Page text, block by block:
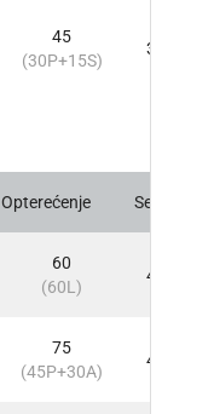
45
(30P+15S)
3
Opterećenje Sem
60
(60L)
4
75
(45P+30A)
4